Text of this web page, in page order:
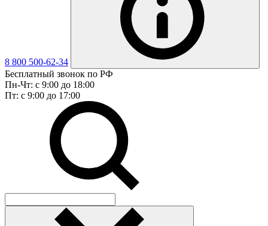
8 800 500-62-34
Бесплатный звонок по РФ
Пн-Чт: с 9:00 до 18:00
Пт: с 9:00 до 17:00